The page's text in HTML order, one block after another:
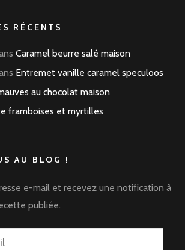
RÉCENTS
Caramel beurre salé maison
Entremet vanille caramel speculoos
au chocolat maison
framboises et myrtilles
AU BLOG !
e-mail et recevez une notification à
publiée.